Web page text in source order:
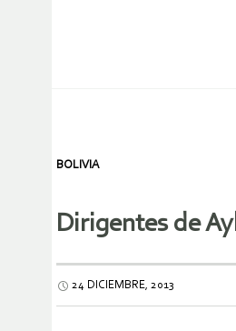
BOLIVIA
Dirigentes de
24 DICIEMBRE, 2013